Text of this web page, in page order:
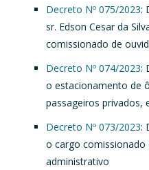
Decreto Nº 075/2023:
sr. Edson Cesar da
comissionado de
Decreto Nº 074/2023:
o estacionamento de
passageiros privados,
Decreto Nº 073/2023:
o cargo
administrativo